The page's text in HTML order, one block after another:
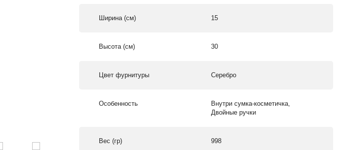
Ширина (см) 15
Высота (см) 30
Цвет фурнитуры Серебро
Особенность
Внутри сумка-косметичка,
Двойные ручки
Вес (гр) 998